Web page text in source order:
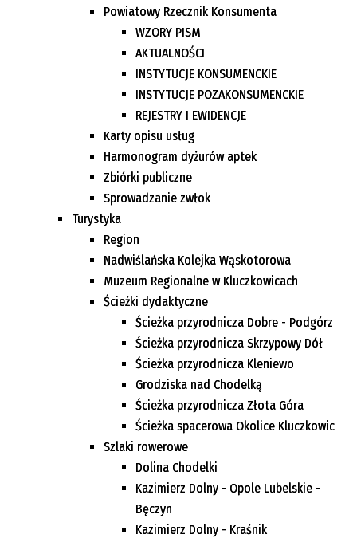
Powiatowy Rzecznik Konsumenta
WZORY PISM
AKTUALNOŚCI
INSTYTUCJE KONSUMENCKIE
INSTYTUCJE POZAKONSUMENCKIE
REJESTRY I EWIDENCJE
Karty opisu usług
Harmonogram dyżurów aptek
Zbiórki publiczne
Sprowadzanie zwłok
Turystyka
Region
Nadwiślańska Kolejka Wąskotorowa
Muzeum Regionalne w Kluczkowicach
Ścieżki dydaktyczne
Ścieżka przyrodnicza Dobre - Podgórz
Ścieżka przyrodnicza Skrzypowy Dół
Ścieżka przyrodnicza Kleniewo
Grodziska nad Chodelką
Ścieżka przyrodnicza Złota Góra
Ścieżka spacerowa Okolice Kluczkowic
Szlaki rowerowe
Dolina Chodelki
Kazimierz Dolny - Opole Lubelskie -
Bęczyn
Kazimierz Dolny - Kraśnik